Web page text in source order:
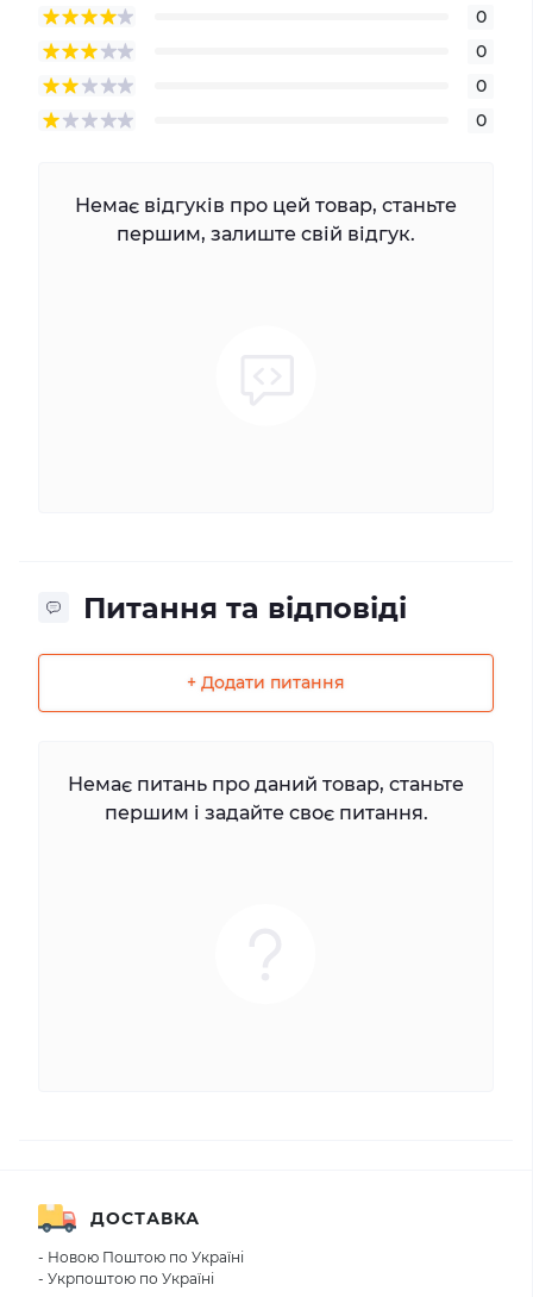
0
0
0
0
Немає відгуків про цей товар, станьте
першим, залиште свій відгук.
Питання та відповіді
+ Додати питання
Немає питань про даний товар, станьте
першим і задайте своє питання.
ДОСТАВКА
- Новою Поштою по Україні
- Укрпоштою по Україні